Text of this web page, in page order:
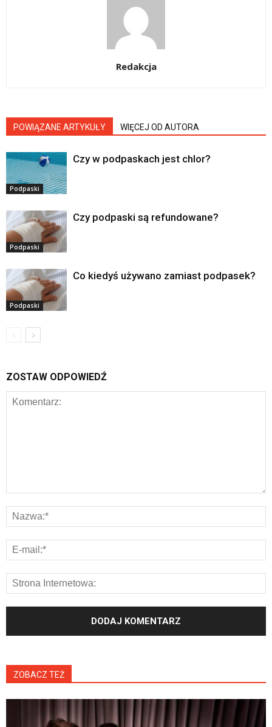
Redakcja
POWIĄZANE ARTYKUŁY WIĘCEJ OD AUTORA
Podpaski
Czy w podpaskach jest chlor?
Podpaski
Czy podpaski są refundowane?
Podpaski
Co kiedyś używano zamiast podpasek?
ZOSTAW ODPOWIEDŹ
ZOBACZ TEŻ